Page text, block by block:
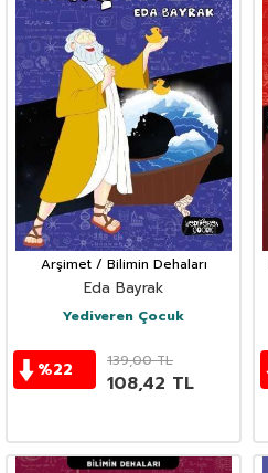
Arşimet / Bilimin Dehaları
Eda Bayrak
Yediveren Çocuk
%22 139,00TL
108,42 TL